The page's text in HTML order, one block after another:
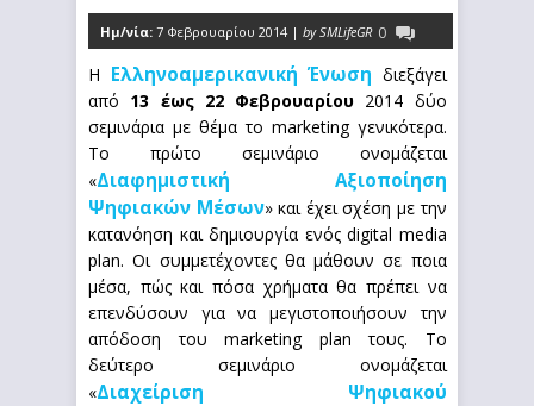
Ημ/νία: 7 Φεβρουαρίου 2014 | by SMLifeGR 0
Η Ελληνοαμερικανική Ένωση διεξάγει
από 13 έως 22 Φεβρουαρίου 2014 δύο
σεμινάρια με θέμα το marketing γενικότερα.
Το πρώτο σεμινάριο ονομάζεται
«Διαφημιστική Αξιοποίηση
Ψηφιακών Μέσων» και έχει σχέση με την
κατανόηση και δημιουργία ενός digital media
plan. Οι συμμετέχοντες θα μάθουν σε ποια
μέσα, πώς και πόσα χρήματα θα πρέπει να
επενδύσουν για να μεγιστοποιήσουν την
απόδοση του marketing plan τους. Το
δεύτερο σεμινάριο ονομάζεται
«Διαχείριση Ψηφιακού